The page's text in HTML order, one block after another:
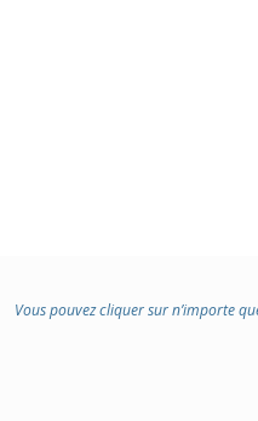
Vous pouvez cliquer sur n’importe